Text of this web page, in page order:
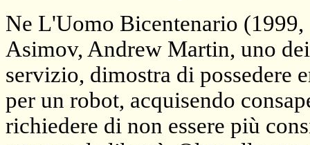
Ne L'Uomo Bicentenario
Asimov, Andrew Martin, uno
servizio, dimostra di possedere
per un robot, acquisendo
richiedere di non essere più